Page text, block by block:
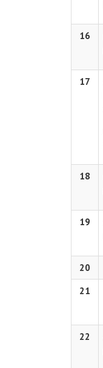
16
17
18
19
20
21
22